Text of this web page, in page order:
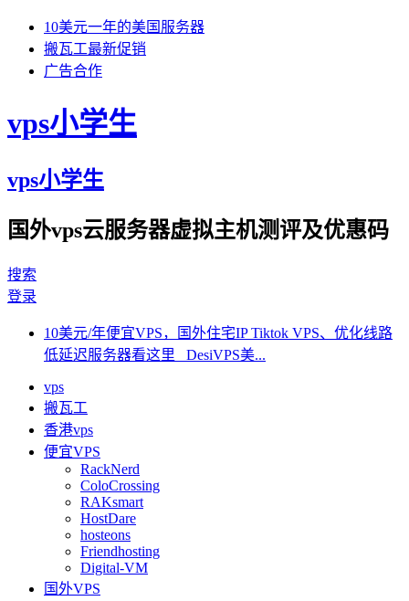
10美元一年的美国服务器
搬瓦工最新促销
广告合作
vps小学生
vps小学生
国外vps云服务器虚拟主机测评及优惠码
搜索
登录
10美元/年便宜VPS，国外住宅IP Tiktok VPS、优化线路
低延迟服务器看这里 DesiVPS美...
vps
搬瓦工
香港vps
便宜VPS
RackNerd
ColoCrossing
RAKsmart
HostDare
hosteons
Friendhosting
Digital-VM
国外VPS